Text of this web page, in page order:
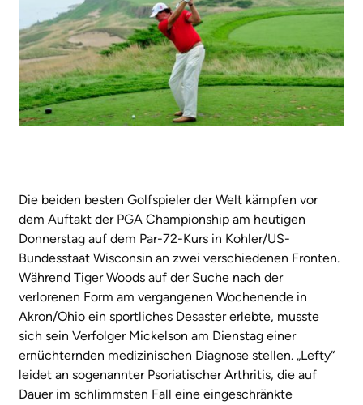
Die beiden besten Golfspieler der Welt kämpfen vor
dem Auftakt der PGA Championship am heutigen
Donnerstag auf dem Par-72-Kurs in Kohler/US-
Bundesstaat Wisconsin an zwei verschiedenen Fronten.
Während Tiger Woods auf der Suche nach der
verlorenen Form am vergangenen Wochenende in
Akron/Ohio ein sportliches Desaster erlebte, musste
sich sein Verfolger Mickelson am Dienstag einer
ernüchternden medizinischen Diagnose stellen. „Lefty“
leidet an sogenannter Psoriatischer Arthritis, die auf
Dauer im schlimmsten Fall eine eingeschränkte